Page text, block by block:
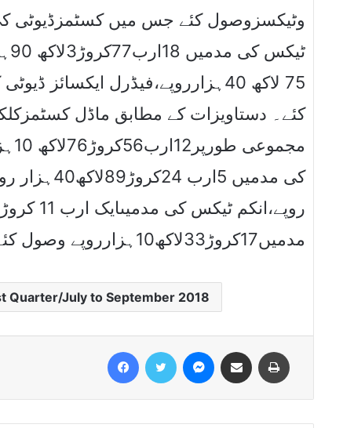
مدمیں17کروڑ33لاکھ10ہزارروپے وصول کئے
Quarter/July to September 2018